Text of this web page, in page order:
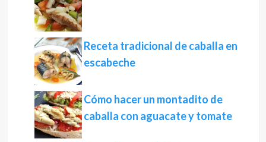
Receta tradicional de caballa en
escabeche
Cómo hacer un montadito de
caballa con aguacate y tomate